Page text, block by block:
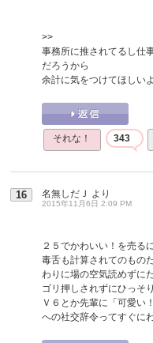
>>
事務所に推されてるし仕
だろうから
余計に気をつけてほしい
それな！ 343
16 名無しだＪ より
2015年11月6日 2:09 PM
２５でかわいい！を売る
毒舌も計算されてのもの
わりに場の空気読めずに
ゴリ押しされずにひっそ
Ｖ６とか先輩に「可愛い
への社交辞令ってすぐに